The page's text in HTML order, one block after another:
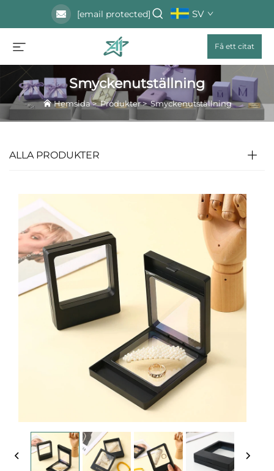
[email protected] SV
Få ett citat
Smyckenutställning
Hemsida>Produkter>Smyckenutställning
ALLA PRODUKTER